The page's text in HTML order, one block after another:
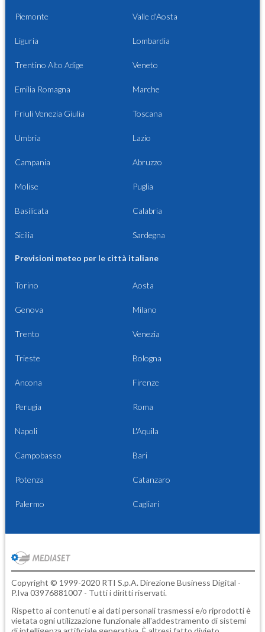
Piemonte Valle d'Aosta
Liguria Lombardia
Trentino Alto Adige Veneto
Emilia Romagna Marche
Friuli Venezia Giulia Toscana
Umbria Lazio
Campania Abruzzo
Molise Puglia
Basilicata Calabria
Sicilia Sardegna
Previsioni meteo per le città italiane
Torino Aosta
Genova Milano
Trento Venezia
Trieste Bologna
Ancona Firenze
Perugia Roma
Napoli L'Aquila
Campobasso Bari
Potenza Catanzaro
Palermo Cagliari
Copyright © 1999-2020 RTI S.p.A. Direzione Business Digital -
P.Iva 03976881007 - Tutti i diritti riservati.
Rispetto ai contenuti e ai dati personali trasmessi e/o riprodotti è
vietata ogni utilizzazione funzionale all'addestramento di sistemi